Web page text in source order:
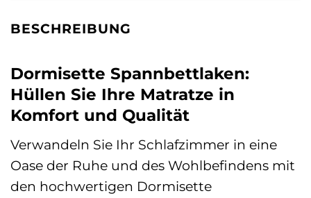
BESCHREIBUNG
Dormisette Spannbettlaken:
Hüllen Sie Ihre Matratze in
Komfort und Qualität
Verwandeln Sie Ihr Schlafzimmer in eine
Oase der Ruhe und des Wohlbefindens mit
den hochwertigen Dormisette